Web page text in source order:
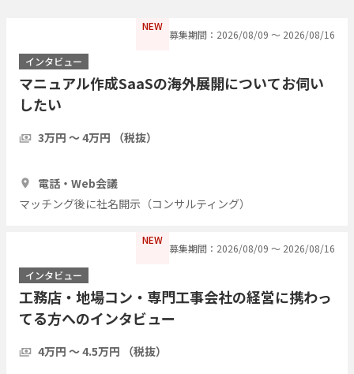
NEW
募集期間：2026/08/09 〜 2026/08/16
インタビュー
マニュアル作成SaaSの海外展開についてお伺い
したい
3万円 〜 4万円 （税抜）
電話・Web会議
マッチング後に社名開示（コンサルティング）
NEW
募集期間：2026/08/09 〜 2026/08/16
インタビュー
工務店・地場コン・専門工事会社の経営に携わっ
てる方へのインタビュー
4万円 〜 4.5万円 （税抜）